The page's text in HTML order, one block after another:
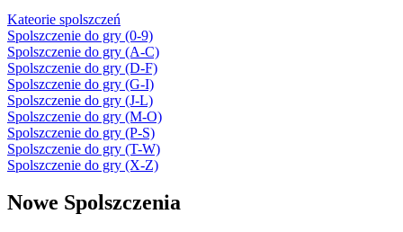
Kateorie spolszczeń
Spolszczenie do gry (0-9)
Spolszczenie do gry (A-C)
Spolszczenie do gry (D-F)
Spolszczenie do gry (G-I)
Spolszczenie do gry (J-L)
Spolszczenie do gry (M-O)
Spolszczenie do gry (P-S)
Spolszczenie do gry (T-W)
Spolszczenie do gry (X-Z)
Nowe Spolszczenia